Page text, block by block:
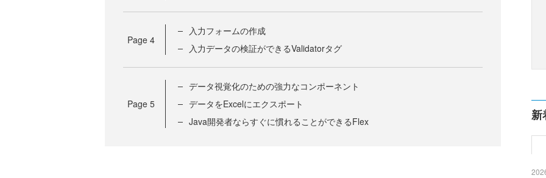
Page 4
入力フォームの作成
入力データの検証ができるValidatorタグ
Page 5
データ視覚化のための強力なコンポーネント
データをExcelにエクスポート
Java開発者ならすぐに慣れることができるFlex
新